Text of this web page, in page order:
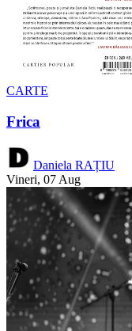
CARTE
Frica
Daniela RAȚIU
Vineri, 07 Aug